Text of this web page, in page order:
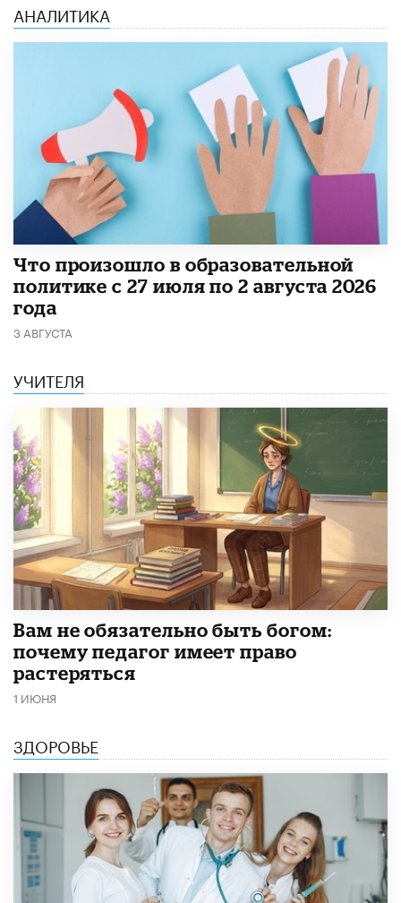
АНАЛИТИКА
​Что произошло в образовательной
политике с 27 июля по 2 августа 2026
года
3 АВГУСТА
УЧИТЕЛЯ
​Вам не обязательно быть богом:
почему педагог имеет право
растеряться
1 ИЮНЯ
ЗДОРОВЬЕ